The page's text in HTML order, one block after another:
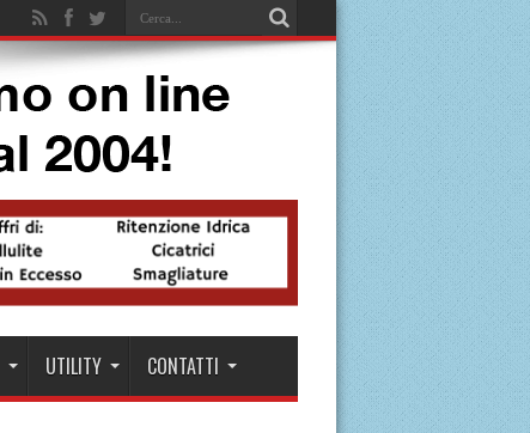
UTILITY CONTATTI